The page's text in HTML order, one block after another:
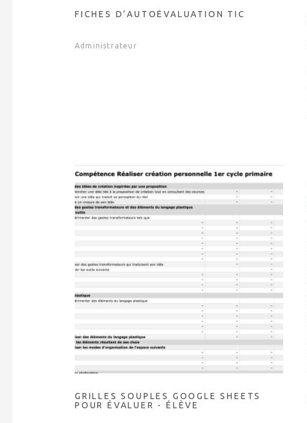
FICHES D’AUTOÉVALUATION TIC
Administrateur
GRILLES SOUPLES GOOGLE SHEETS
POUR ÉVALUER - ÉLÈVE